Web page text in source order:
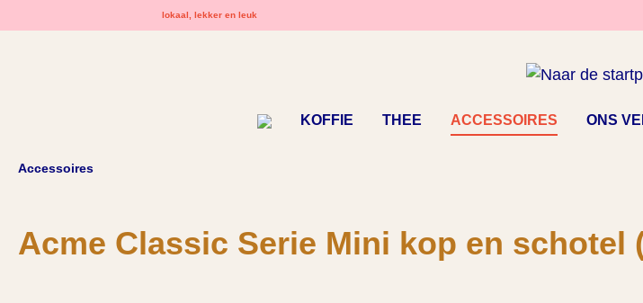
Ga naar de hoofdnavigatie
lokaal, lekker en leuk
KOFFIE THEE ACCESSOIRES ONS
Accessoires
Acme Classic Serie Mini kop en schotel